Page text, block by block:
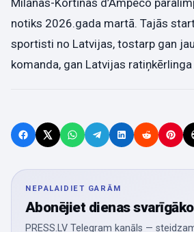
notiks 2026.gada martā. Tajās
sportisti no Latvijas, tostarp gan
komanda, gan Latvijas ratiņkērlinga
NEPALAIDIET GARĀM
Abonējiet dienas svarīgāko
PRESS.LV Telegram kanāls —